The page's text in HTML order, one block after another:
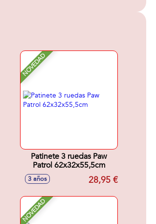
NOVEDAD
Patinete 3 ruedas Paw
Patrol 62x32x55,5cm
3 años 28,95 €
NOVEDAD